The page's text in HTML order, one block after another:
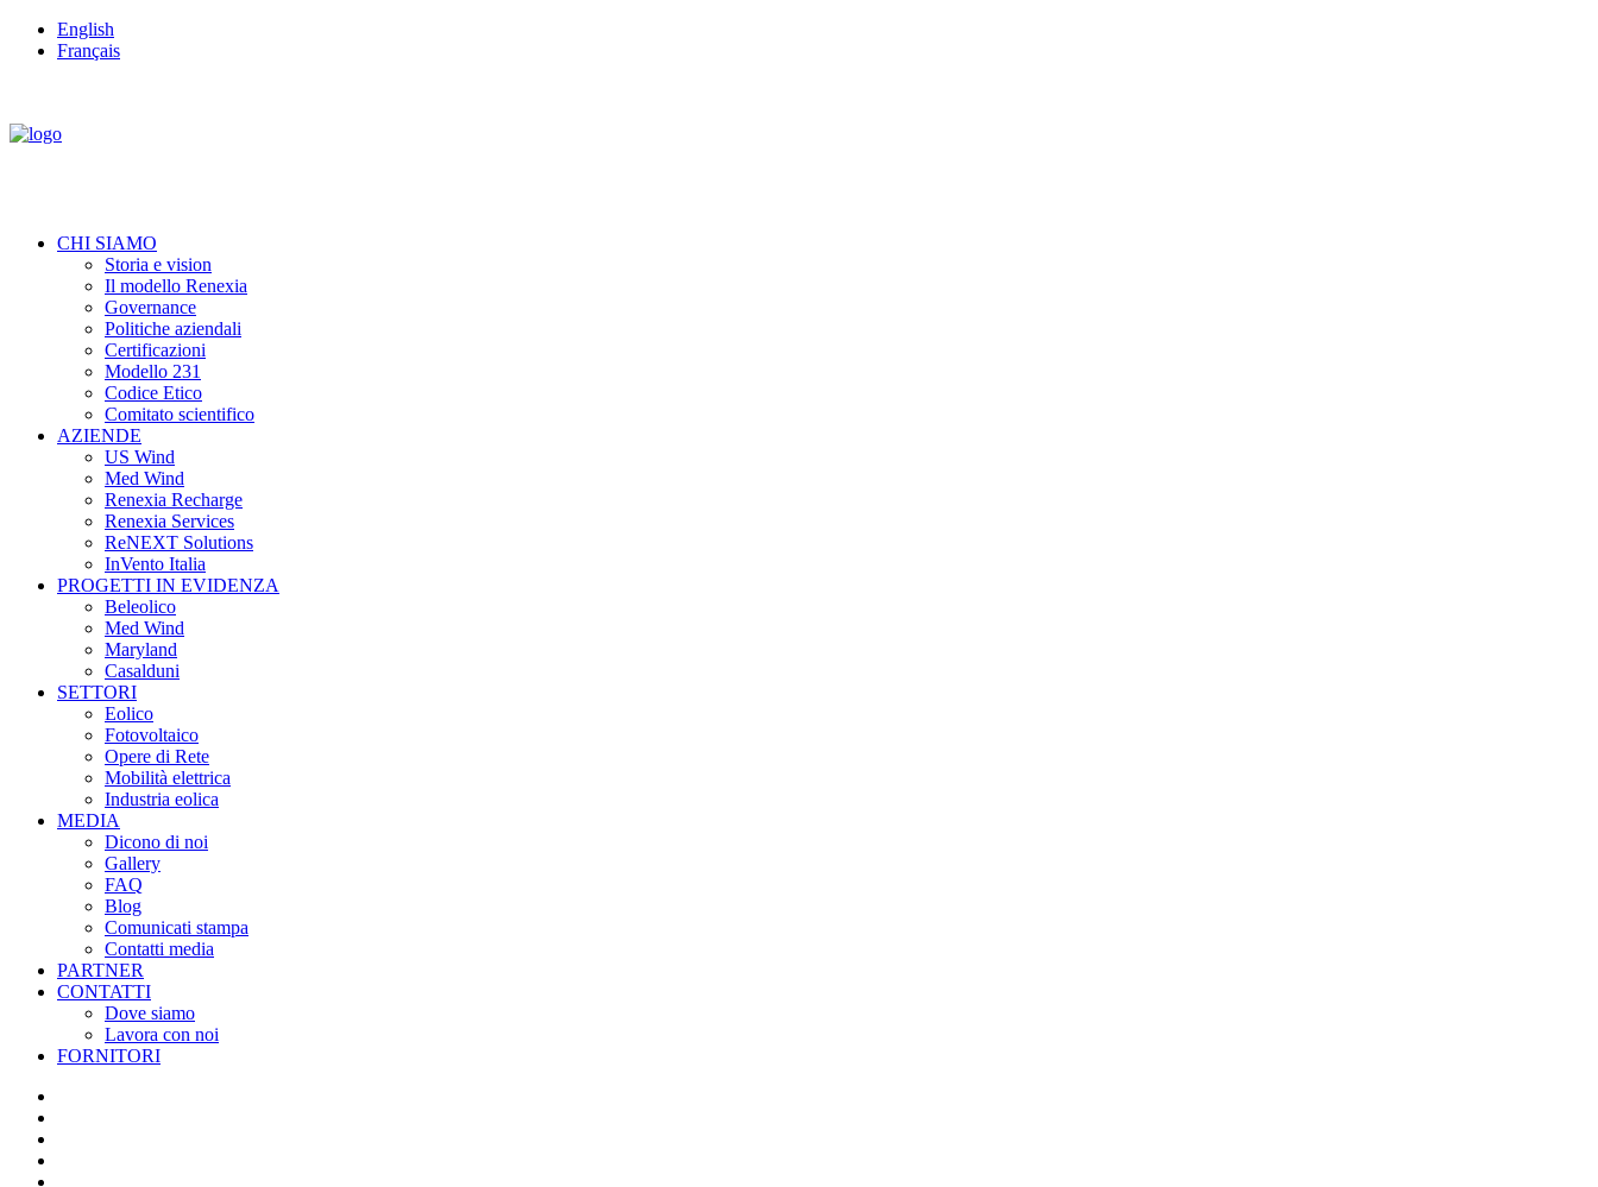
English
Français
CHI SIAMO
Storia e vision
Il modello Renexia
Governance
Politiche aziendali
Certificazioni
Modello 231
Codice Etico
Comitato scientifico
AZIENDE
US Wind
Med Wind
Renexia Recharge
Renexia Services
ReNEXT Solutions
InVento Italia
PROGETTI IN EVIDENZA
Beleolico
Med Wind
Maryland
Casalduni
SETTORI
Eolico
Fotovoltaico
Opere di Rete
Mobilità elettrica
Industria eolica
MEDIA
Dicono di noi
Gallery
FAQ
Blog
Comunicati stampa
Contatti media
PARTNER
CONTATTI
Dove siamo
Lavora con noi
FORNITORI